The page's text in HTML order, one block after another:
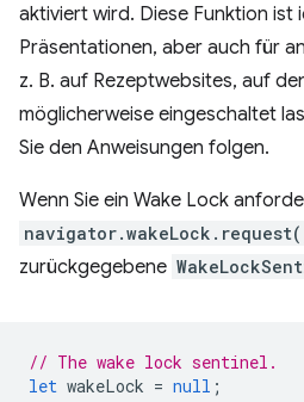
aktiviert wird. Diese Funktion ist
Präsentationen, aber auch für
z. B. auf Rezeptwebsites, auf
möglicherweise eingeschaltet
Sie den Anweisungen folgen.
Wenn Sie ein Wake Lock
zurückgegebene
// The wake lock sentinel.
let wakeLock = null ;